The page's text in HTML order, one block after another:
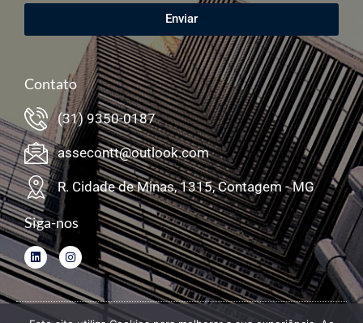
Enviar
Contato
(31) 9350-0187
assecontt@outlook.com
R. Cidade de Minas, 1315, Contagem - MG
Siga-nos